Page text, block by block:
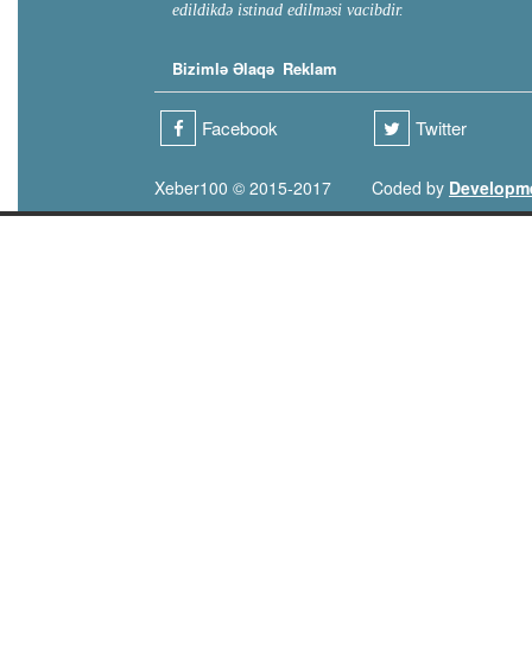
edildikdə istinad edilməsi vacibdir.
Bizimlə Əlaqə Reklam
Facebook Twitter
Xeber100 © 2015-2017 Coded by